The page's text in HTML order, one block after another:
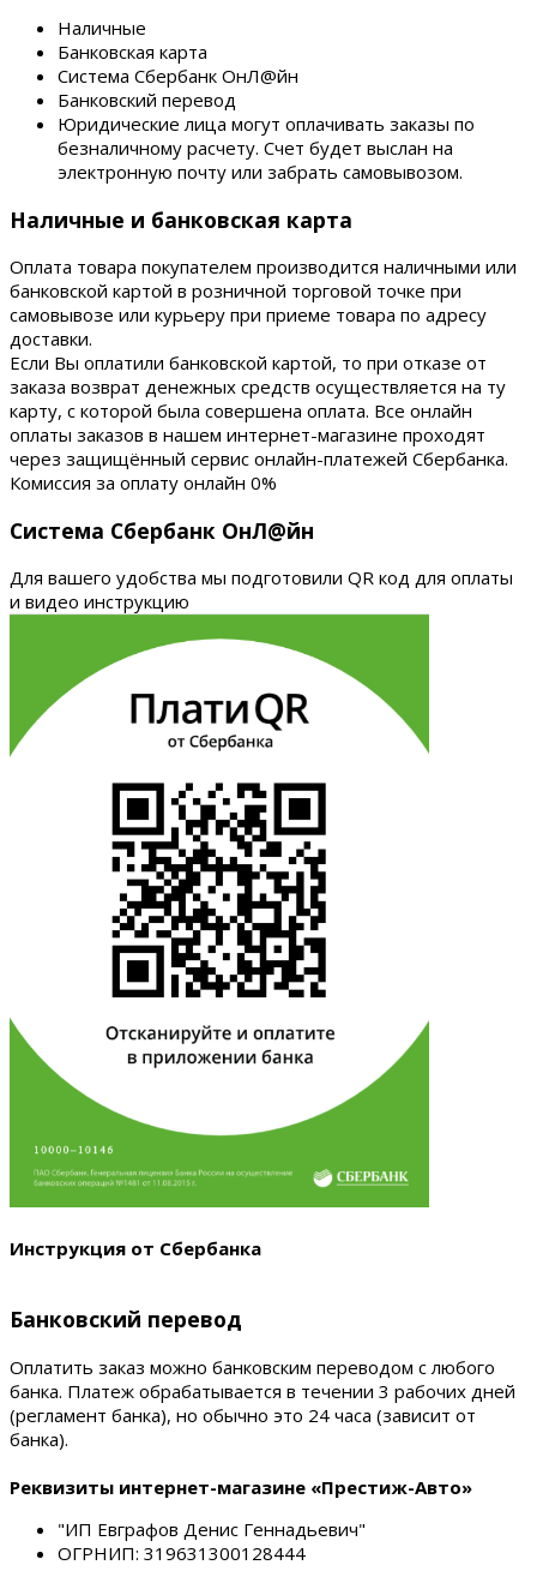
Наличные
Банковская карта
Система Сбербанк ОнЛ@йн
Банковский перевод
Юридические лица могут оплачивать заказы по
безналичному расчету. Счет будет выслан на
электронную почту или забрать самовывозом.
Наличные и банковская карта
Оплата товара покупателем производится наличными или
банковской картой в розничной торговой точке при
самовывозе или курьеру при приеме товара по адресу
доставки.
Если Вы оплатили банковской картой, то при отказе от
заказа возврат денежных средств осуществляется на ту
карту, с которой была совершена оплата. Все онлайн
оплаты заказов в нашем интернет-магазине проходят
через защищённый сервис онлайн-платежей Сбербанка.
Комиссия за оплату онлайн 0%
Система Сбербанк ОнЛ@йн
Для вашего удобства мы подготовили QR код для оплаты
и видео инструкцию
Инструкция от Сбербанка
Банковский перевод
Оплатить заказ можно банковским переводом с любого
банка. Платеж обрабатывается в течении 3 рабочих дней
(регламент банка), но обычно это 24 часа (зависит от
банка).
Реквизиты интернет-магазине «Престиж-Авто»
"ИП Евграфов Денис Геннадьевич"
ОГРНИП: 319631300128444